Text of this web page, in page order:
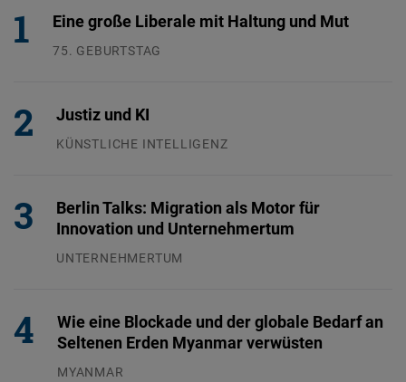
Eine große Liberale mit Haltung und Mut
75. GEBURTSTAG
Justiz und KI
KÜNSTLICHE INTELLIGENZ
Berlin Talks: Migration als Motor für
Innovation und Unternehmertum
UNTERNEHMERTUM
Wie eine Blockade und der globale Bedarf an
Seltenen Erden Myanmar verwüsten
MYANMAR